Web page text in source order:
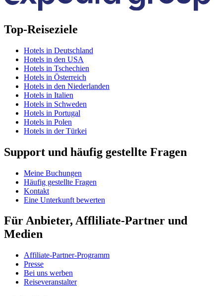
Top-Reiseziele
Hotels in Deutschland
Hotels in den USA
Hotels in Tschechien
Hotels in Österreich
Hotels in den Niederlanden
Hotels in Italien
Hotels in Schweden
Hotels in Portugal
Hotels in Polen
Hotels in der Türkei
Support und häufig gestellte Fragen
Meine Buchungen
Häufig gestellte Fragen
Kontakt
Eine Unterkunft bewerten
Für Anbieter, Affliliate-Partner und
Medien
Affiliate-Partner-Programm
Presse
Bei uns werben
Reiseveranstalter